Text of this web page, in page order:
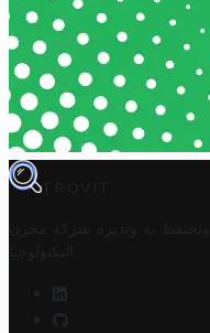
TROVIT
به وتديره
شركة مخزن
التكنولوجيا